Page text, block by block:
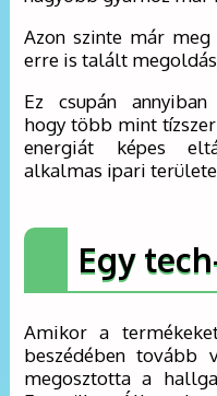
Azon szinte már
erre is talált
Ez csupán
hogy több mint
energiát képes
alkalmas ipari
Egy
Amikor a
beszédében
megosztotta a